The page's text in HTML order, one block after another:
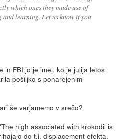
which ones they made use of
and learning. Let us know if you
in FBI jo je imel, ko je julija letos
pošiljko s ponarejenimi
še verjamemo v srečo?
high associated with krokodil is
do t.i. displacement efekta.